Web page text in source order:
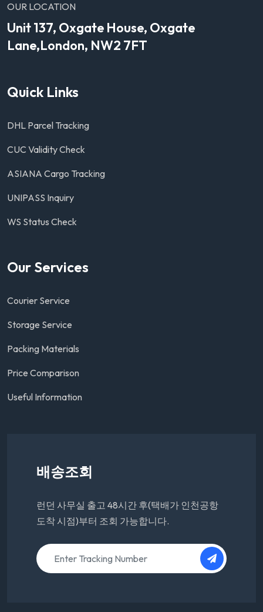
OUR LOCATION
Unit 137, Oxgate House, Oxgate
Lane,London, NW2 7FT
Quick Links
DHL Parcel Tracking
CUC Validity Check
ASIANA Cargo Tracking
UNIPASS Inquiry
WS Status Check
Our Services
Courier Service
Storage Service
Packing Materials
Price Comparison
Useful Information
배송조회
런던 사무실 출고 48시간 후(택배가 인천공항
도착 시점)부터 조회 가능합니다.